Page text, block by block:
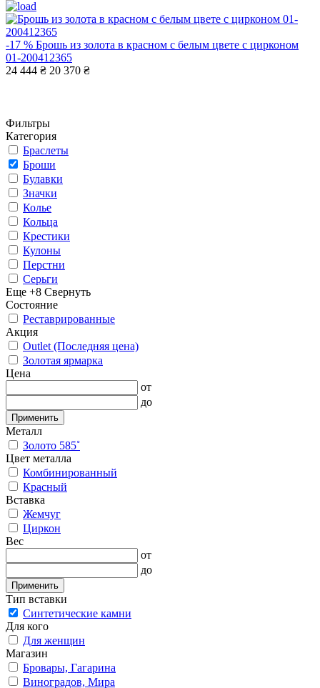
-17 % Брошь из золота в красном с белым цвете с цирконом
01-200412365
24 444 ₴ 20 370 ₴
Фильтры
Категория
Браслеты
Броши
Булавки
Значки
Колье
Кольца
Крестики
Кулоны
Перстни
Серьги
Еще +8 Свернуть
Состояние
Реставрированные
Акция
Outlet (Последняя цена)
Золотая ярмарка
Цена
от
до
Применить
Металл
Золото 585˚
Цвет металла
Комбинированный
Красный
Вставка
Жемчуг
Циркон
Вес
от
до
Применить
Тип вставки
Синтетические камни
Для кого
Для женщин
Магазин
Бровары, Гагарина
Виноградов, Мира